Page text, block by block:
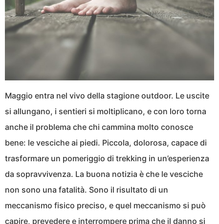
Maggio entra nel vivo della stagione outdoor. Le uscite
si allungano, i sentieri si moltiplicano, e con loro torna
anche il problema che chi cammina molto conosce
bene: le vesciche ai piedi. Piccola, dolorosa, capace di
trasformare un pomeriggio di trekking in un’esperienza
da sopravvivenza. La buona notizia è che le vesciche
non sono una fatalità. Sono il risultato di un
meccanismo fisico preciso, e quel meccanismo si può
capire, prevedere e interrompere prima che il danno si